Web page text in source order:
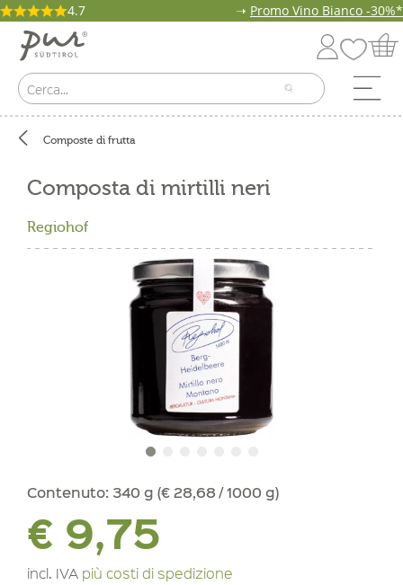
4.7 ➝ Promo Vino Bianco -30%*
Composte di frutta
Composta di mirtilli neri
Regiohof
Contenuto: 340 g (€ 28,68 / 1000 g)
€ 9,75
incl. IVA più costi di spedizione